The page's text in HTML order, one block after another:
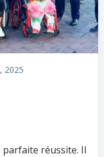
2025
parfaite réussite. Il